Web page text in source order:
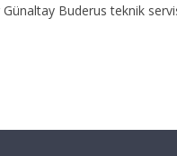
Buderus teknik